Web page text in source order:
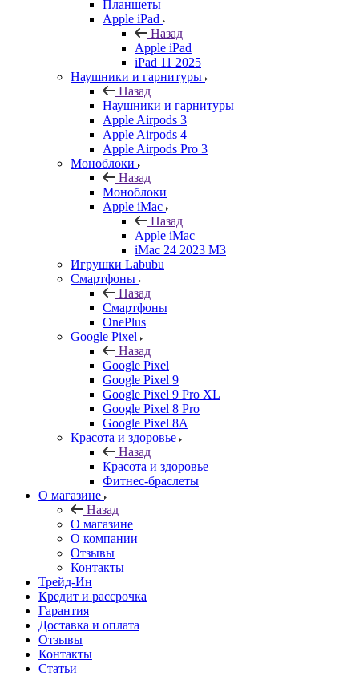
Планшеты
Apple iPad
Назад
Apple iPad
iPad 11 2025
Наушники и гарнитуры
Назад
Наушники и гарнитуры
Apple Airpods 3
Apple Airpods 4
Apple Airpods Pro 3
Моноблоки
Назад
Моноблоки
Apple iMac
Назад
Apple iMac
iMac 24 2023 M3
Игрушки Labubu
Смартфоны
Назад
Смартфоны
OnePlus
Google Pixel
Назад
Google Pixel
Google Pixel 9
Google Pixel 9 Pro XL
Google Pixel 8 Pro
Google Pixel 8A
Красота и здоровье
Назад
Красота и здоровье
Фитнес-браслеты
О магазине
Назад
О магазине
О компании
Отзывы
Контакты
Трейд-Ин
Кредит и рассрочка
Гарантия
Доставка и оплата
Отзывы
Контакты
Статьи